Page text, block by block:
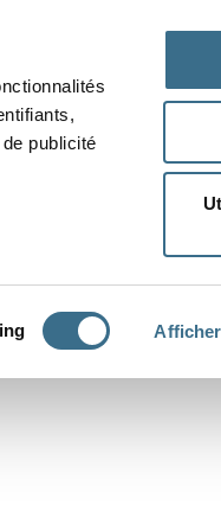
publicité